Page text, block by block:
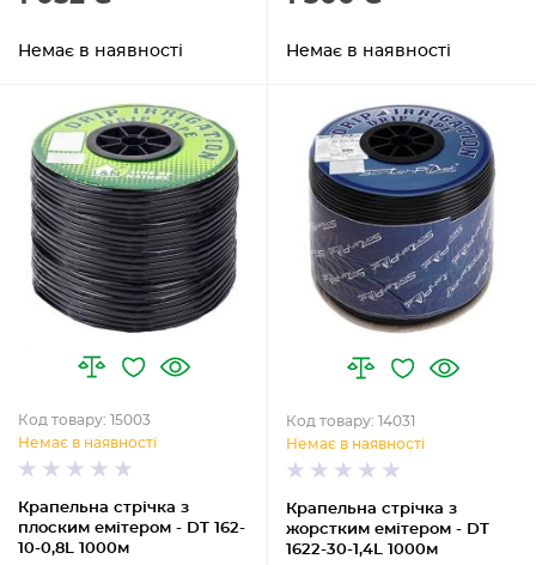
Немає в наявності Немає в наявності
Крапельна стрічка з
плоским емітером - DT 162-
10-0,8L 1000м
Код товару: 15003
Немає в наявності
Крапельна стрічка з
жорстким емітером - DT
1622-30-1,4L 1000м
Код товару: 14031
Немає в наявності